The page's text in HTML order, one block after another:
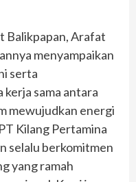
Balikpapan, Arafat
menyampaikan
serta
sama antara
mewujudkan energi
Kilang Pertamina
selalu berkomitmen
yang ramah